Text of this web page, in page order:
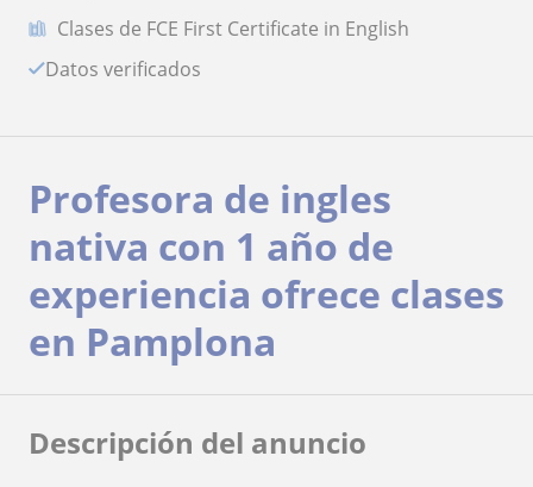
Clases de FCE First Certificate in English
Datos verificados
Profesora de ingles
nativa con 1 año de
experiencia ofrece clases
en Pamplona
Descripción del anuncio